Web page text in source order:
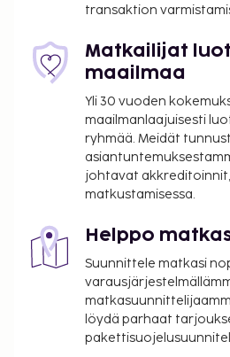
Käytössäsi on express-
aulassa. Palveluihin kuuluu
omatoiminen pysäköinti.
sekä ilmainen langaton
aulassa. Hotelli tarjoaa
(rajoitettuina aikoina). Päätä
muutama drinkki baarissa.
mannermainen aamiainen tarjotaan
6.30–10.30. Tämän
tähtiluokituksen on
kehitysjärjestö ATOUT.
Majoituspaikka veloittaa
suoritettavat maksut.
sovellettavat verot:
Takuumaksu: 200 EUR
transaktion
Matkailijat
maailmaa
Yli 30 vuoden
maailmanlaajuisesti
ryhmää. Meidät
johtavat
matkustamisessa.
Helppo
Suunnittele matkasi
löydä parhaat